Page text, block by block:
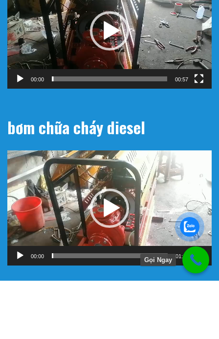
Video
00:00 00:57
bơm chữa cháy diesel
Trình
chơi
Video
00:00 01:11
Gọi Ngay